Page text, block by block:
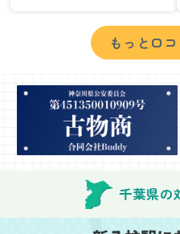
が集めた物や古い家具が
多く、自分たちだけでは
どうにもならない状態で
んが手際よく片付けてく
れたので、部屋が驚くほ
どスッキリしました。自
分では手が回らなかった
場所も含め、プロの力を
実感しました。
特に、物が散乱していた
部屋の整理や、細かなア
イテムの仕分けを迅速か
もっと口
千葉県の